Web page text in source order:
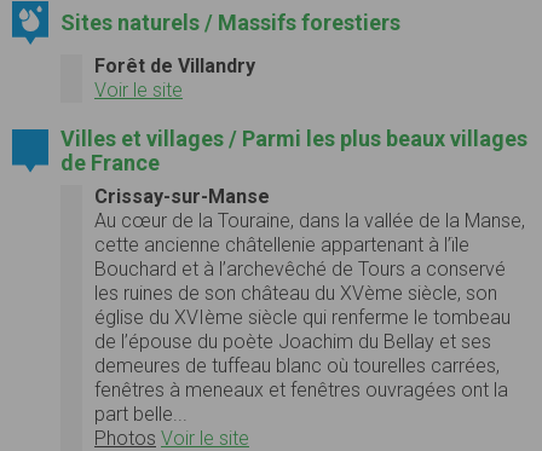
Sites naturels / Massifs forestiers
Forêt de Villandry
Voir le site
Villes et villages / Parmi les plus beaux villages
de France
Crissay-sur-Manse
Au cœur de la Touraine, dans la vallée de la Manse,
cette ancienne châtellenie appartenant à l’ïle
Bouchard et à l’archevêché de Tours a conservé
les ruines de son château du XVème siècle, son
église du XVIème siècle qui renferme le tombeau
de l’épouse du poète Joachim du Bellay et ses
demeures de tuffeau blanc où tourelles carrées,
fenêtres à meneaux et fenêtres ouvragées ont la
part belle...
Photos Voir le site